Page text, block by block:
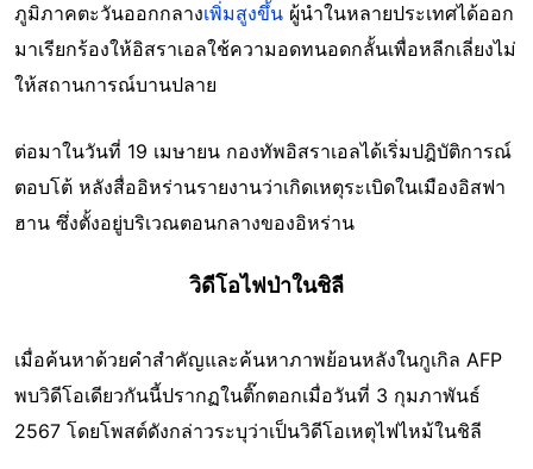
ภูมิภาคตะวันออกกลางเพิ่มสูงขึ้น ผู้นำในหลายประเทศได้ออก
มาเรียกร้องให้อิสราเอลใช้ความอดทนอดกลั้นเพื่อหลีกเลี่ยงไม่
ให้สถานการณ์บานปลาย
ต่อมาในวันที่ 19 เมษายน กองทัพอิสราเอลได้เริ่มปฎิบัติการณ์
ตอบโต้ หลังสื่ออิหร่านรายงานว่าเกิดเหตุระเบิดในเมืองอิสฟา
ฮาน ซึ่งตั้งอยู่บริเวณตอนกลางของอิหร่าน
วิดีโอไฟป่าในชิลี
เมื่อค้นหาด้วยคำสำคัญและค้นหาภาพย้อนหลังในกูเกิล AFP
พบวิดีโอเดียวกันนี้ปรากฏในติ๊กตอกเมื่อวันที่ 3 กุมภาพันธ์
2567 โดยโพสต์ดังกล่าวระบุว่าเป็นวิดีโอเหตุไฟไหม้ในชิลี